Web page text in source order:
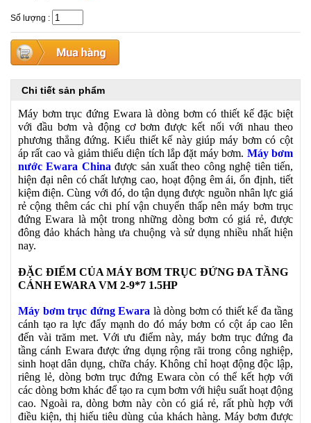
Số lượng :
Chi tiết sản phẩm
Máy bơm trục đứng Ewara là dòng bơm có thiết kế đặc biệt
với đầu bơm và động cơ bơm được kết nối với nhau theo
phương thẳng đứng. Kiểu thiết kế này giúp máy bơm có cột
áp rất cao và giảm thiểu diện tích lắp đặt máy bơm. Máy bơm
nước Ewara China được sản xuất theo công nghệ tiên tiến,
hiện đại nên có chất lượng cao, hoạt động êm ái, ổn định, tiết
kiệm điện. Cùng với đó, do tận dụng được nguồn nhân lực giá
rẻ cộng thêm các chi phí vận chuyển thấp nên máy bơm trục
đứng Ewara là một trong những dòng bơm có giá rẻ, được
đông đảo khách hàng ưa chuộng và sử dụng nhiều nhất hiện
nay.
ĐẶC ĐIỂM CỦA MÁY BƠM TRỤC ĐỨNG ĐA TẦNG
CÁNH EWARA VM 2-9*7 1.5HP
Máy bơm trục đứng Ewara là dòng bơm có thiết kế đa tầng
cánh tạo ra lực đẩy mạnh do đó máy bơm có cột áp cao lên
đến vài trăm met. Với ưu điểm này, máy bơm trục đứng đa
tầng cánh Ewara được ứng dụng rộng rãi trong công nghiệp,
sinh hoạt dân dụng, chữa cháy. Không chỉ hoạt động độc lập,
riêng lẻ, dòng bơm trục đứng Ewara còn có thể kết hợp với
các dòng bơm khác để tạo ra cụm bơm với hiệu suất hoạt động
cao. Ngoài ra, dòng bơm này còn có giá rẻ, rất phù hợp với
điều kiện, thị hiếu tiêu dùng của khách hàng. Máy bơm được